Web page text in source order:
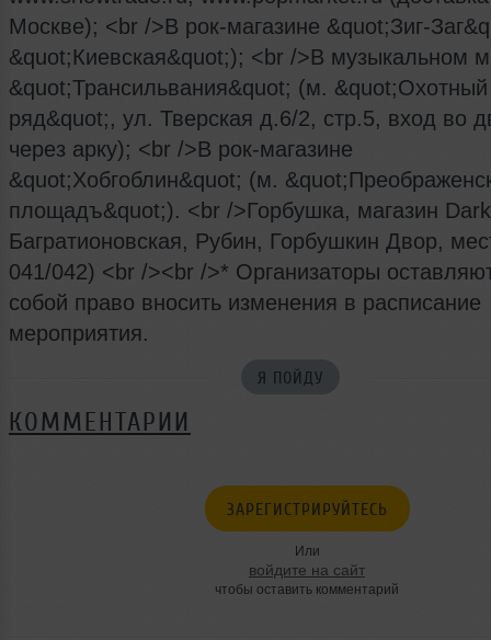
Москве); <br />В рок-магазине &quot;Зиг-
&quot;Киевская&quot;); <br />В музыкальном
&quot;Трансильвания&quot; (м. &quot;Охотный
ряд&quot;, ул. Тверская д.6/2, стр.5, вход во
через арку); <br />В рок-магазине
&quot;Хобгоблин&quot; (м.
площадъ&quot;). <br />Горбушка, магазин
Багратионовская, Рубин, Горбушкин Двор,
041/042) <br /><br />* Организаторы
собой право вносить изменения в расписание
мероприятия.
Я ПОЙДУ
КОММЕНТАРИИ
ЗАРЕГИСТРИРУЙТЕСЬ
Или
войдите на сайт
чтобы оставить комментарий